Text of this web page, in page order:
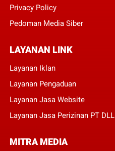
Privacy Policy
Pedoman Media Siber
LAYANAN LINK
Layanan Iklan
Layanan Pengaduan
Layanan Jasa Website
Layanan Jasa Perizinan PT DLL
MITRA MEDIA